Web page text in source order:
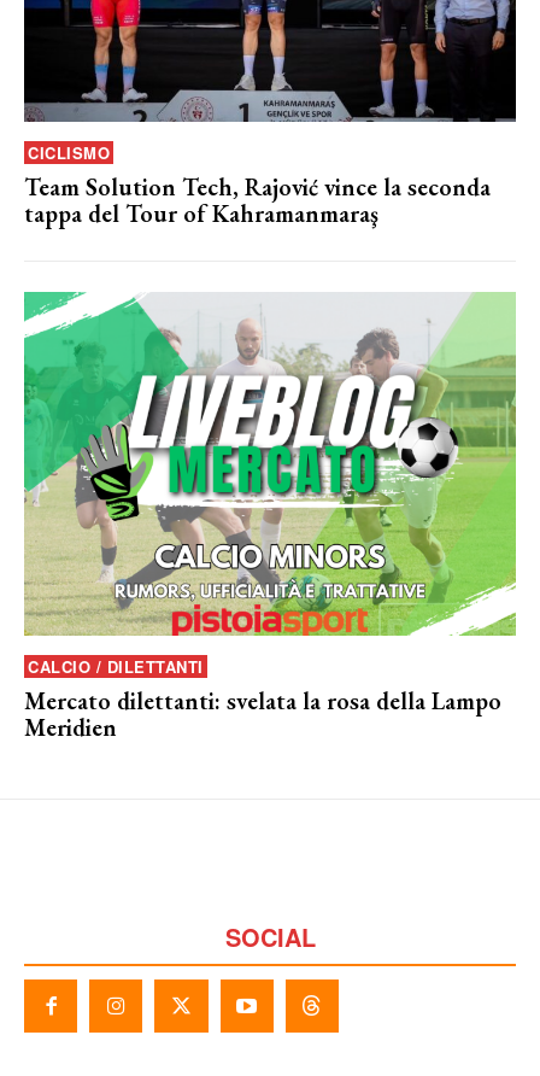
CICLISMO
Team Solution Tech, Rajović vince la seconda
tappa del Tour of Kahramanmaraş
CALCIO / DILETTANTI
Mercato dilettanti: svelata la rosa della Lampo
Meridien
SOCIAL